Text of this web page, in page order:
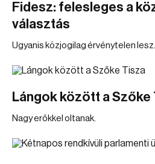
Fidesz: felesleges a
választás
Ugyanis közjogilag érvénytelen lesz.
Lángok között a Szőke
Nagy erőkkel oltanak.